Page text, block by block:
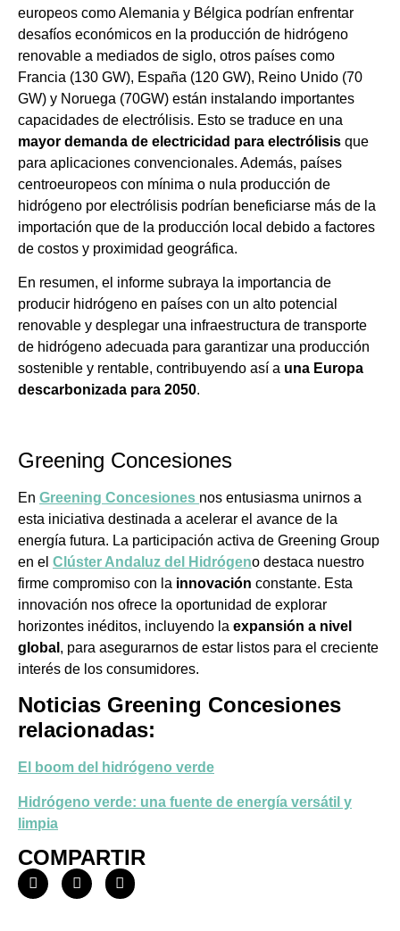
europeos como Alemania y Bélgica podrían enfrentar
desafíos económicos en la producción de hidrógeno
renovable a mediados de siglo, otros países como
Francia (130 GW), España (120 GW), Reino Unido (70
GW) y Noruega (70GW) están instalando importantes
capacidades de electrólisis. Esto se traduce en una
mayor demanda de electricidad para electrólisis que
para aplicaciones convencionales. Además, países
centroeuropeos con mínima o nula producción de
hidrógeno por electrólisis podrían beneficiarse más de la
importación que de la producción local debido a factores
de costos y proximidad geográfica.
En resumen, el informe subraya la importancia de
producir hidrógeno en países con un alto potencial
renovable y desplegar una infraestructura de transporte
de hidrógeno adecuada para garantizar una producción
sostenible y rentable, contribuyendo así a una Europa
descarbonizada para 2050.
Greening Concesiones
En Greening Concesiones nos entusiasma unirnos a
esta iniciativa destinada a acelerar el avance de la
energía futura. La participación activa de Greening Group
en el Clúster Andaluz del Hidrógeno destaca nuestro
firme compromiso con la innovación constante. Esta
innovación nos ofrece la oportunidad de explorar
horizontes inéditos, incluyendo la expansión a nivel
global , para asegurarnos de estar listos para el creciente
interés de los consumidores.
Noticias Greening Concesiones
relacionadas:
El boom del hidrógeno verde
Hidrógeno verde: una fuente de energía versátil y
limpia
COMPARTIR